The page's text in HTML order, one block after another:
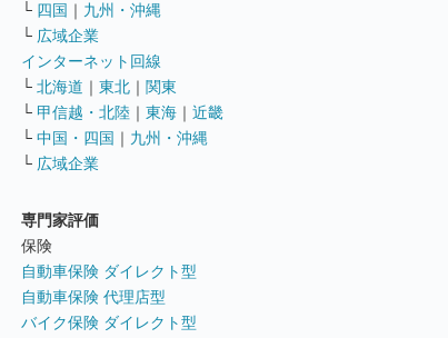
└ 四国 ｜ 九州・沖縄
└ 広域企業
インターネット回線
└ 北海道 ｜ 東北 ｜ 関東
└ 甲信越・北陸 ｜ 東海 ｜ 近畿
└ 中国・四国 ｜ 九州・沖縄
└ 広域企業
専門家評価
保険
自動車保険 ダイレクト型
自動車保険 代理店型
バイク保険 ダイレクト型